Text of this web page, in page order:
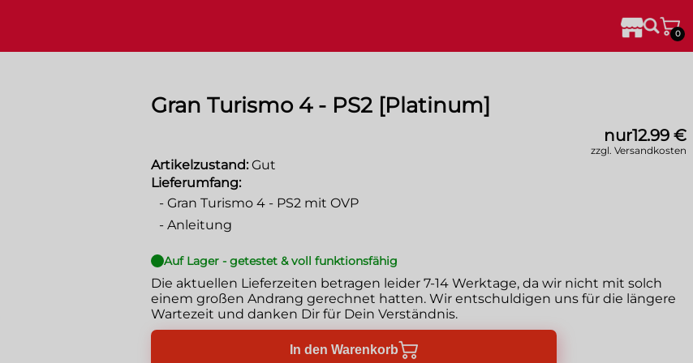
0
Gran Turismo 4 - PS2 [Platinum]
nur12.99 €
zzgl. Versandkosten
Artikelzustand: Gut
Lieferumfang:
- Gran Turismo 4 - PS2 mit OVP
- Anleitung
Auf Lager - getestet & voll funktionsfähig
Die aktuellen Lieferzeiten betragen leider 7-14 Werktage, da wir nicht mit solch
einem großen Andrang gerechnet hatten. Wir entschuldigen uns für die längere
Wartezeit und danken Dir für Dein Verständnis.
In den Warenkorb